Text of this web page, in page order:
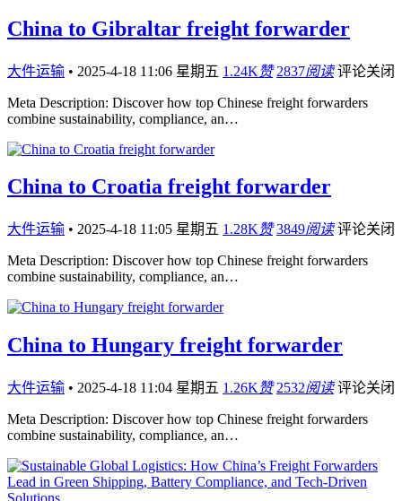
China to Gibraltar freight forwarder
大件运输 • 2025-4-18 11:06 星期五 1.24K赞 2837阅读 评论关闭
Meta Description: Discover how top Chinese freight forwarders
combine sustainability, compliance, an…
China to Croatia freight forwarder
大件运输 • 2025-4-18 11:05 星期五 1.28K赞 3849阅读 评论关闭
Meta Description: Discover how top Chinese freight forwarders
combine sustainability, compliance, an…
China to Hungary freight forwarder
大件运输 • 2025-4-18 11:04 星期五 1.26K赞 2532阅读 评论关闭
Meta Description: Discover how top Chinese freight forwarders
combine sustainability, compliance, an…